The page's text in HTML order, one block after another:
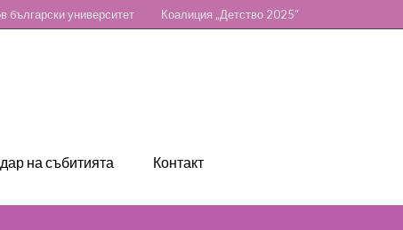
български университет Коалиция „Детство 2025“
на събитията Контакт